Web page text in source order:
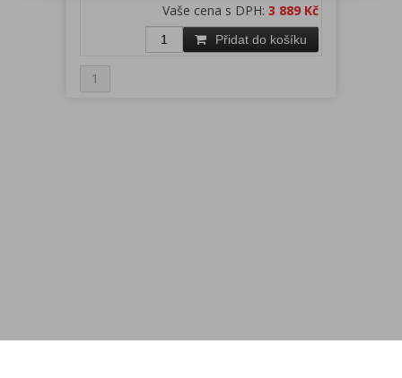
Vaše cena s DPH: 3 889 Kč
Přidat do košíku
1